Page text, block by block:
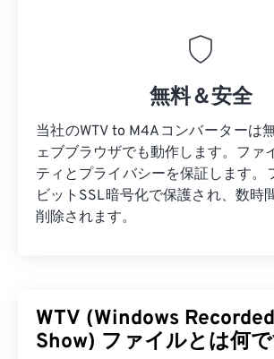
無料＆安全
当社のWTV to M4Aコンバーターは
ェブブラウザでも動作します。ファ
ティとプライバシーを保証します。
ビットSSL暗号化で保護され、数時
削除されます。
WTV (Windows
Show) ファイルとは何